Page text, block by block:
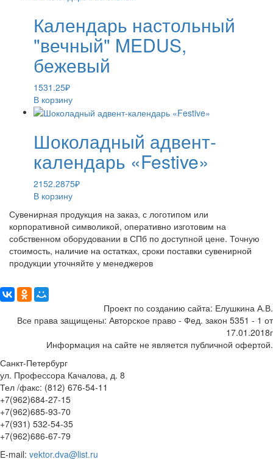
Календарь настольный
"вечный" MEDUS,
бежевый
1531.25₽
В корзину
Шоколадный адвент-
календарь «Festive»
2152.2875₽
В корзину
Сувенирная продукция на заказ, с логотипом или
корпоративной символикой, оперативно изготовим на
собственном оборудовании в СПб по доступной цене. Точную
стоимость, наличие на остатках, сроки поставки сувенирной
продукции уточняйте у менеджеров
Проект по созданию сайта: Елушкина А.В.
Все права защищены: Авторское право - Фед. закон 5351 - 1 от
17.01.2018г
Информация на сайте не является публичной офертой.
Санкт-Петербург
ул. Профессора Качалова, д. 8
Тел /факс: (812) 676-54-11
+7(962)684-27-15
+7(962)685-93-70
+7(931) 532-54-35
+7(962)686-67-79
E-mail: vektor.dva@list.ru